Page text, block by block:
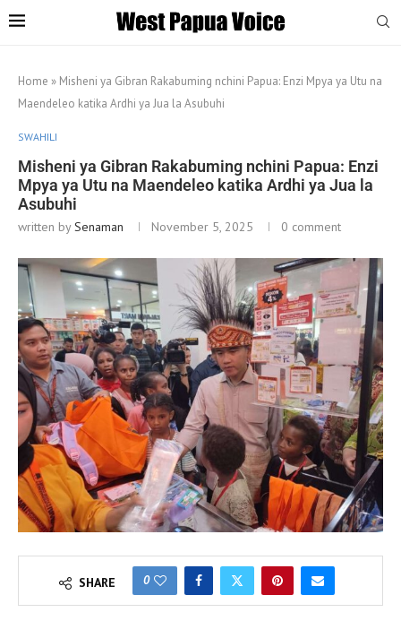
Home » Misheni ya Gibran Rakabuming nchini Papua: Enzi Mpya ya Utu na
Maendeleo katika Ardhi ya Jua la Asubuhi
SWAHILI
Misheni ya Gibran Rakabuming nchini Papua: Enzi
Mpya ya Utu na Maendeleo katika Ardhi ya Jua la
Asubuhi
written bySenaman November 5, 2025 0 comment
SHARE 0